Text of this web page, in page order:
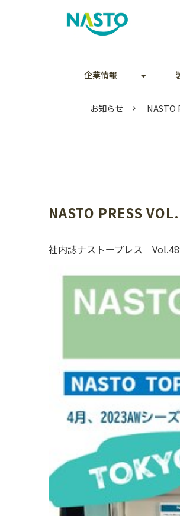
企業情報
お知らせ NASTO
NASTO PRESS
社内誌ナストープレス Vol.48